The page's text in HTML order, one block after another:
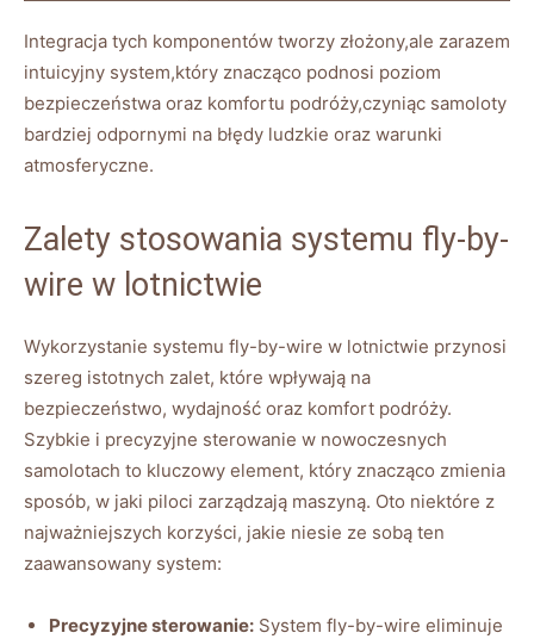
Integracja tych komponentów tworzy złożony,ale⁢ zarazem
intuicyjny system,który znacząco​ podnosi poziom
bezpieczeństwa oraz komfortu podróży,czyniąc samoloty
bardziej odpornymi na błędy ludzkie ​oraz warunki
atmosferyczne.
Zalety‌ stosowania systemu fly-by-
wire w lotnictwie
Wykorzystanie systemu fly-by-wire⁢ w lotnictwie przynosi
szereg istotnych ⁤zalet, które⁣ wpływają na
bezpieczeństwo, wydajność oraz komfort podróży.
Szybkie i ⁢precyzyjne sterowanie w nowoczesnych
samolotach to kluczowy element, który ⁣znacząco zmienia
sposób, w jaki piloci zarządzają maszyną.⁣ Oto ⁣niektóre z
najważniejszych korzyści, jakie niesie‌ ze ⁤sobą ten
zaawansowany system:
Precyzyjne sterowanie: ‌System fly-by-wire eliminuje